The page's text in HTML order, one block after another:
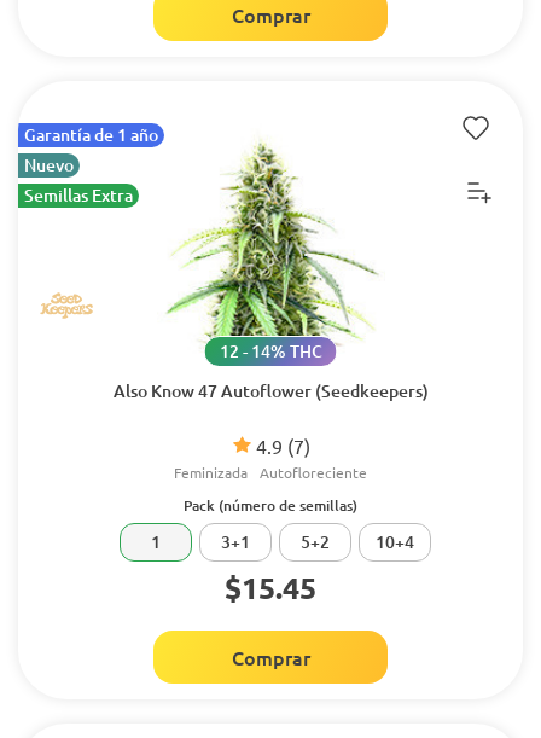
Comprar
Garantía de 1 año
Nuevo
Semillas Extra
Also Know 47 Autoflower (Seedkeepers)
4.9 (7)
12 - 14% THC
Feminizada Autofloreciente
Pack (número de semillas)
1 3+1 5+2 10+4
$15.45
Comprar